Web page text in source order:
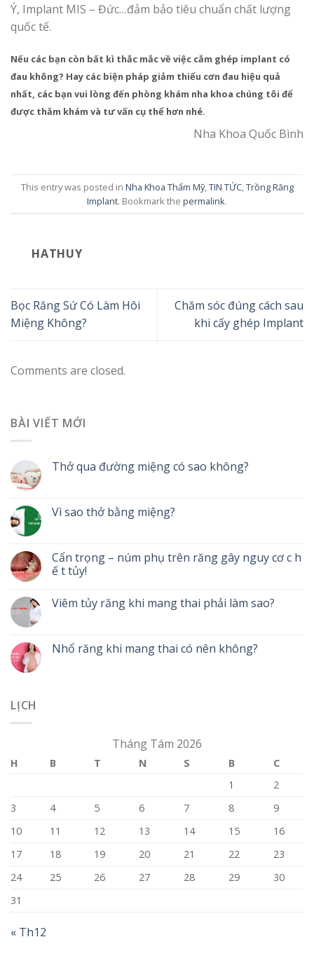
Ý, Implant MIS – Đức…đảm bảo tiêu chuẩn chất lượng
quốc tế.
Nếu các bạn còn bất kì thắc mắc về việc cắm ghép implant có
đau không? Hay các biện pháp giảm thiểu cơn đau hiệu quả
nhất, các bạn vui lòng đến phòng khám nha khoa chúng tôi để
được thăm khám và tư vấn cụ thể hơn nhé.
Nha Khoa Quốc Bình
This entry was posted in Nha Khoa Thẩm Mỹ, TIN TỨC, Trồng Răng
Implant. Bookmark the permalink.
HATHUY
Bọc Răng Sứ Có Làm Hôi
Miệng Không?
Chăm sóc đúng cách sau
khi cấy ghép Implant
Comments are closed.
BÀI VIẾT MỚI
Thở qua đường miệng có sao không?
Vì sao thở bằng miệng?
Cẩn trọng – núm phụ trên răng gây nguy cơ c h
ế t tủy!
Viêm tủy răng khi mang thai phải làm sao?
Nhổ răng khi mang thai có nên không?
LỊCH
Tháng Tám 2026
H B T N S B
C
1
2
3
4 5 6 7 8
9
10
11 12 13 14 15
16
17
18 19 20 21 22
23
24
25 26 27 28 29
30
31
« Th12